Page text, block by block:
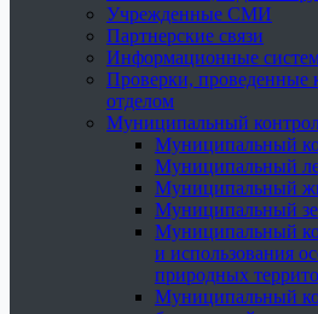
Учрежденные СМИ
Партнерские связи
Информационные
Проверки, проведенные
отделом
Муниципальный
Муниципальный
Муниципальный
Муниципальный
Муниципальный
Муниципальный
и использования
природных
Муниципальный